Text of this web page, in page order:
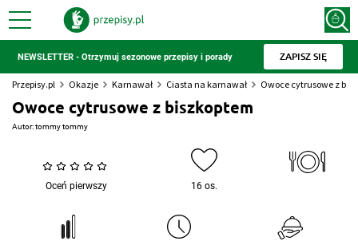
NEWSLETTER - Otrzymuj sezonowe przepisy i porady ZAPISZ SIĘ
Przepisy.pl Okazje Karnawał Ciasta na karnawał Owoce cytrusowe z
Owoce cytrusowe z biszkoptem
Autor:tommy tommy
Oceń pierwszy 16 os.